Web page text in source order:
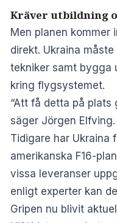
Kräver utbildning
Men planen kommer
direkt. Ukraina
tekniker samt bygga
kring flygsystemet.
“Att få detta på plats
säger Jörgen Elfving.
Tidigare har Ukraina
amerikanska F16-
vissa leveranser
enligt experter kan
Gripen nu blivit